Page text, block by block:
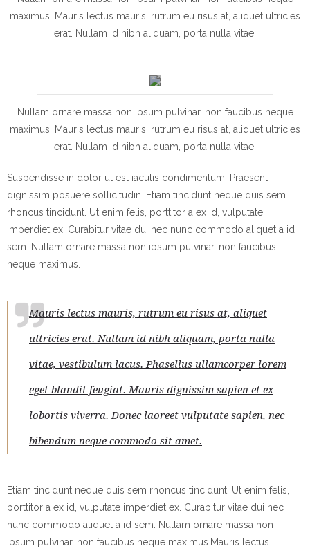
maximus. Mauris lectus mauris, rutrum eu risus at, aliquet ultricies
erat. Nullam id nibh aliquam, porta nulla vitae.
Cook
with
best
to
enjoy
your
Nullam ornare massa non ipsum pulvinar, non faucibus neque
maximus. Mauris lectus mauris, rutrum eu risus at, aliquet ultricies
erat. Nullam id nibh aliquam, porta nulla vitae.
Suspendisse in dolor ut est iaculis condimentum. Praesent
dignissim posuere sollicitudin. Etiam tincidunt neque quis sem
rhoncus tincidunt. Ut enim felis, porttitor a ex id, vulputate
imperdiet ex. Curabitur vitae dui nec nunc commodo aliquet a id
sem. Nullam ornare massa non ipsum pulvinar, non faucibus
neque maximus.
Mauris lectus mauris, rutrum eu risus at, aliquet
ultricies erat. Nullam id nibh aliquam, porta nulla
vitae, vestibulum lacus. Phasellus ullamcorper lorem
eget blandit feugiat. Mauris dignissim sapien et ex
lobortis viverra. Donec laoreet vulputate sapien, nec
bibendum neque commodo sit amet.
Etiam tincidunt neque quis sem rhoncus tincidunt. Ut enim felis,
porttitor a ex id, vulputate imperdiet ex. Curabitur vitae dui nec
nunc commodo aliquet a id sem. Nullam ornare massa non
ipsum pulvinar, non faucibus neque maximus.Mauris lectus